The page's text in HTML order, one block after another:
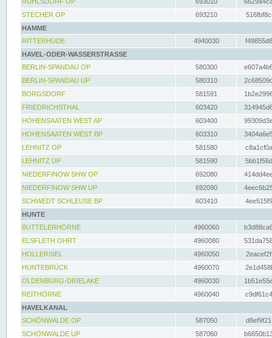
STECHER OP
693210
HAMME
RITTERHUDE
4940030
HAVEL-ODER-WASSERSTRASSE
BERLIN-SPANDAU OP
580300
BERLIN-SPANDAU UP
580310
BORGSDORF
581591
FRIEDRICHSTHAL
603420
HOHENSAATEN WEST AP
603400
HOHENSAATEN WEST BP
603310
LEHNITZ OP
581580
LEHNITZ UP
581590
NIEDERFINOW SHW OP
692080
NIEDERFINOW SHW UP
692090
SCHWEDT SCHLEUSE BP
603410
HUNTE
BUTTELERHÖRNE
4960060
ELSFLETH OHRT
4960080
HOLLERSIEL
4960050
HUNTEBRÜCK
4960070
OLDENBURG-DRIELAKE
4960030
REITHÖRNE
4960040
HAVELKANAL
SCHÖNWALDE OP
587050
SCHÖNWALDE UP
587060